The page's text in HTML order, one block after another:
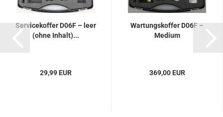
Servicekoffer D06F – leer
(ohne Inhalt)...
29,99 EUR
Wartungskoffer D06F –
Medium
369,00 EUR